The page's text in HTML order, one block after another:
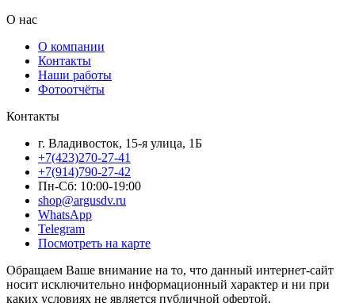
О нас
О компании
Контакты
Наши работы
Фотоотчёты
Контакты
г. Владивосток, 15-я улица, 1Б
+7(423)270-27-41
+7(914)790-27-42
Пн-Сб: 10:00-19:00
shop@argusdv.ru
WhatsApp
Telegram
Посмотреть на карте
Обращаем Ваше внимание на то, что данный интернет-сайт
носит исключительно информационный характер и ни при
каких условиях не является публичной офертой,